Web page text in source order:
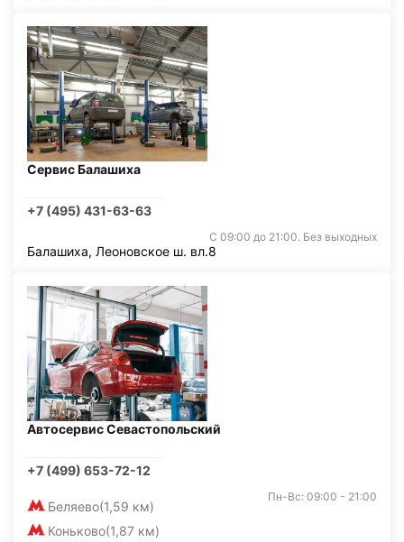
Сервис Балашиха
+7 (495) 431-63-63
С 09:00 до 21:00. Без выходных
Балашиха, Леоновское ш. вл.8
Автосервис Севастопольский
+7 (499) 653-72-12
Беляево(1,59 км)
Коньково(1,87 км)
Пн-Вс: 09:00 - 21:00